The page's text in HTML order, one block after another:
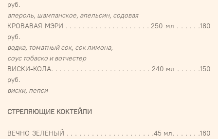
руб.
апероль, шампанское, апельсин, содовая
КРОВАВАЯ МЭРИ . . . . . . . . . . . . . . . . . . . . 250 мл . . . . . .180
руб.
водка, томатный сок, сок лимона,
соус тобаско и вотчестер
ВИСКИ-КОЛА. . . . . . . . . . . . . . . . . . . . . . . . 240 мл . . . . . .150
руб.
виски, пепси
СТРЕЛЯЮЩИЕ КОКТЕЙЛИ
ВЕЧНО ЗЕЛЕНЫЙ . . . . . . . . . . . . . . . . . . . . .45 мл. . . . . . .160